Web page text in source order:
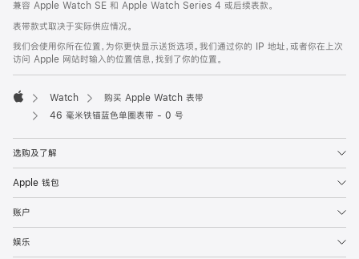
页
页
脚
注
兼容 Apple Watch SE 和 Apple Watch Series 4 或后续表款。
表带款式取决于实际供应情况。
我们会使用你所在位置，为你更快显示送货选项。我们通过你的 IP 地址，或者你在上次
访问 Apple 网站时输入的位置信息，找到了你的位置。
Apple
Watch
购买 Apple Watch 表带
46 毫米铁锚蓝色单圈表带 - 0 号
选购及了解
Apple 钱包
账户
娱乐